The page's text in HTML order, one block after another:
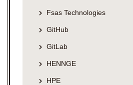
Fsas Technologies
GitHub
GitLab
HENNGE
HPE